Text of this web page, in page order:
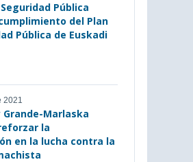
Pública
del Plan
Pública de Euskadi
2021
Grande-Marlaska
la
en la lucha contra la